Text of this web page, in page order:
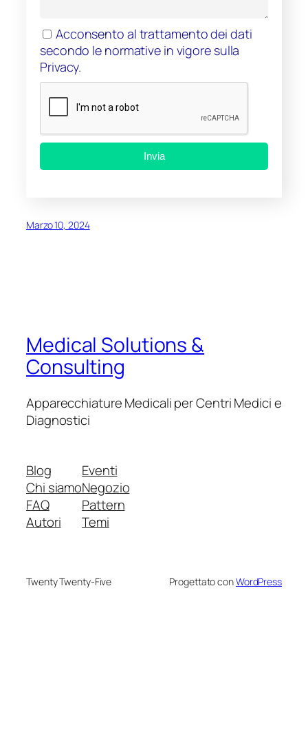
Acconsento al trattamento dei dati
secondo le normative in vigore sulla
Privacy.
Invia
Marzo 10, 2024
Medical Solutions &
Consulting
Apparecchiature Medicali per Centri Medici e
Diagnostici
Blog
Chi siamo
FAQ
Autori
Eventi
Negozio
Pattern
Temi
Twenty Twenty-Five Progettato conWordPress